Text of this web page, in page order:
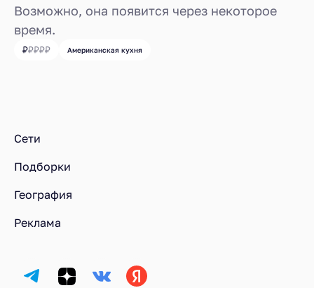
Возможно, она появится через некоторое
время.
Американская кухня
Сети
Подборки
География
Реклама